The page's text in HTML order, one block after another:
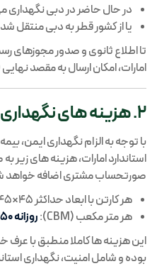
خرید از علی اکسپرس
خرید از آمازون
خرید از تائوبائو
خرید از ترندیول
خرید از ترکیه
سوالات متداول
در حال حاضر در دبی نگهداری
یا از کشور قطر به دبی منتقل
تا اطلاع ثانوی و صدور
امارات، امکان ارسال به مقصد نهایی
2. هزینه های نگهداری (Storage)
با توجه به الزام نگهداری ایمن،
استاندارد امارات، هزینه های زیر
صورتحساب مشتری اضافه خواهد
هر کارتن با ابعاد حداکثر 45×45×45 سانتی متر:
هر متر مکعب (CBM):
روزانه 250 درهم
این هزینه ها کاملا منطبق با عرف
بوده و شامل امنیت، نگهداری